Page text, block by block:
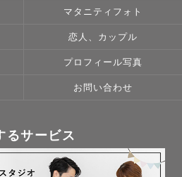
マタニティフォト
恋人、カップル
プロフィール写真
お問い合わせ
るサービス